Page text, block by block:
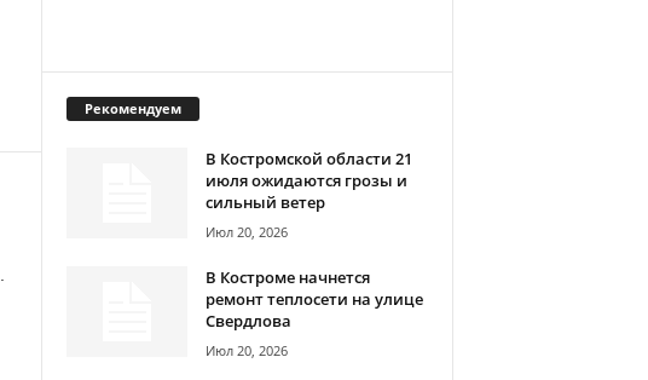
Рекомендуем
В Костромской области 21
июля ожидаются грозы и
сильный ветер
Июл 20, 2026
В Костроме начнется
ремонт теплосети на улице
Свердлова
Июл 20, 2026